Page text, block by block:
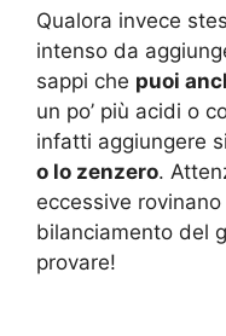
Qualora invece
intenso da
sappi che puoi
un po’ più acidi o
infatti aggiungere
o lo zenzero.
eccessive
bilanciamento del
provare!